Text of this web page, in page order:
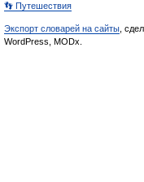
👣 Путешествия
Экспорт словарей на сайты ,
WordPress, MODx.